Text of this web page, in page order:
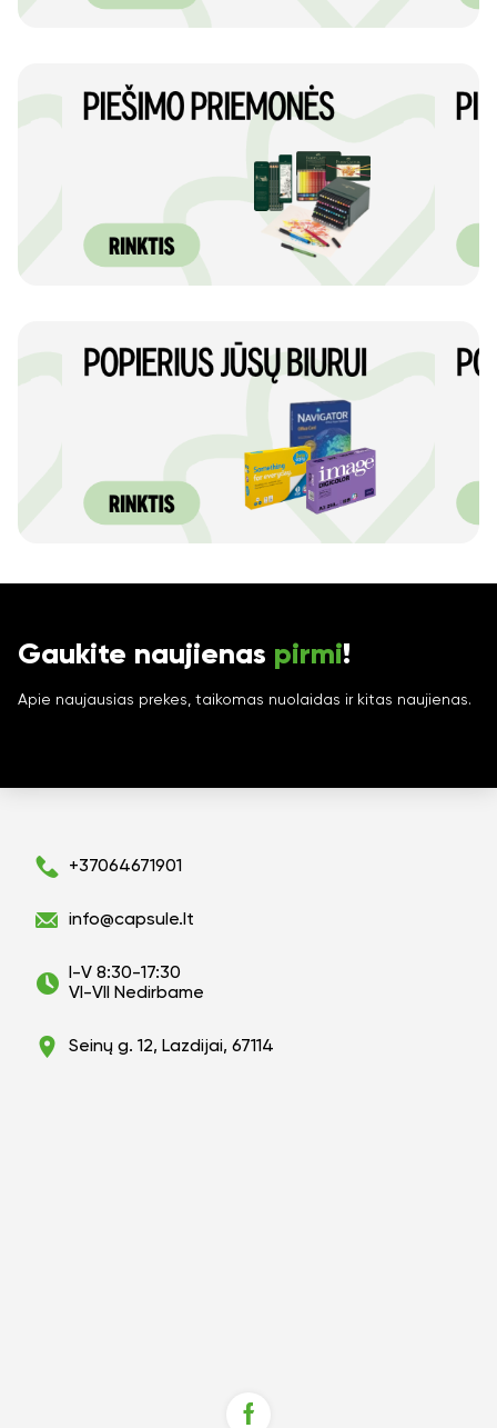
Gaukite naujienas pirmi!
Apie naujausias prekes, taikomas nuolaidas ir kitas naujienas.
+37064671901
info@capsule.lt
I-V 8:30-17:30
VI-VII Nedirbame
Seinų g. 12, Lazdijai, 67114